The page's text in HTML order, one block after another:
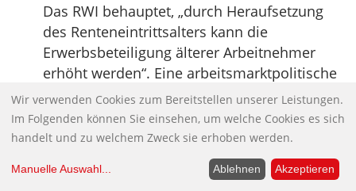
Das RWI behauptet, „durch Heraufsetzung
des Renteneintrittsalters kann die
Erwerbsbeteiligung älterer Arbeitnehmer
erhöht werden“. Eine arbeitsmarktpolitische
Erklärung dafür, wie allein dadurch, dass
Arbeitnehmer länger arbeiten, sich deren
Erwerbsbeteiligung erhöhen soll, wird
allerdings nicht geliefert. Werden dadurch
etwa Stellen geschaffen?
Wir verwenden Cookies zum Bereitstellen unserer Leistungen.
Im Folgenden können Sie einsehen, um welche Cookies es sich
handelt und zu welchem Zweck sie erhoben werden.
Manuelle Auswahl... Ablehnen Akzeptieren